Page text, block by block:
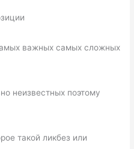
важных самых сложных
неизвестных поэтому
такой ликбез или